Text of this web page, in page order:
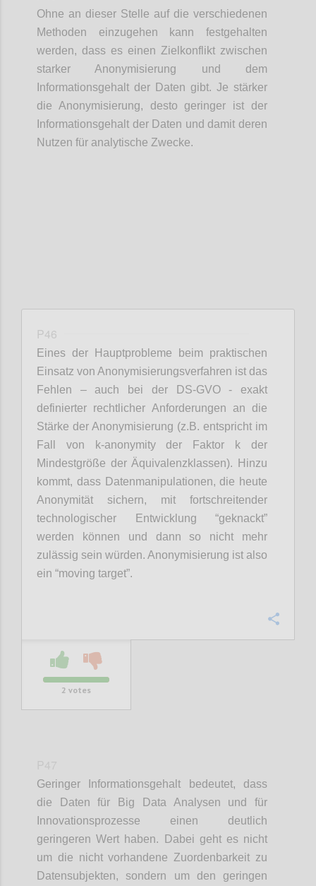
Ohne an dieser Stelle auf die verschiedenen
Methoden einzugehen kann festgehalten
werden, dass es einen Zielkonflikt zwischen
starker Anonymisierung und dem
Informationsgehalt der Daten gibt. Je stärker
die Anonymisierung, desto geringer ist der
Informationsgehalt der Daten und damit deren
Nutzen für analytische Zwecke.
P46
Eines der Hauptprobleme beim praktischen
Einsatz von Anonymisierungsverfahren ist das
Fehlen – auch bei der DS-GVO - exakt
definierter rechtlicher Anforderungen an die
Stärke der Anonymisierung (z.B. entspricht im
Fall von k-anonymity der Faktor k der
Mindestgröße der Äquivalenzklassen). Hinzu
kommt, dass Datenmanipulationen, die heute
Anonymität sichern, mit fortschreitender
technologischer Entwicklung “geknackt”
werden können und dann so nicht mehr
zulässig sein würden. Anonymisierung ist also
ein “moving target”.
2 votes
Geringer Informationsgehalt bedeutet, dass
die Daten für Big Data Analysen und für
Innovationsprozesse einen deutlich
geringeren Wert haben. Dabei geht es nicht
um die nicht vorhandene Zuordenbarkeit zu
Datensubjekten, sondern um den geringen